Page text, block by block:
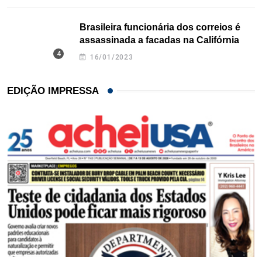
Brasileira funcionária dos correios é
assassinada a facadas na Califórnia
16/01/2023
EDIÇÃO IMPRESSA